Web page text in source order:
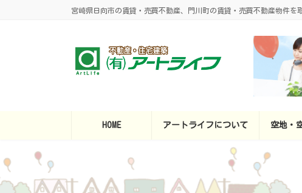
宮崎県日向市の賃貸・売買不動産、門川町の賃貸・売買不動産物件
HOME アートライフについて 空地・